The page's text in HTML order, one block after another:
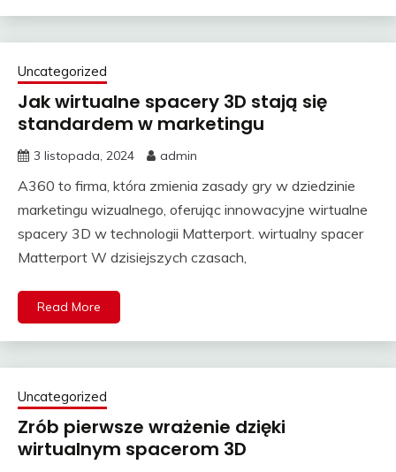
Uncategorized
Jak wirtualne spacery 3D stają się
standardem w marketingu
3 listopada, 2024 admin
A360 to firma, która zmienia zasady gry w dziedzinie
marketingu wizualnego, oferując innowacyjne wirtualne
spacery 3D w technologii Matterport. wirtualny spacer
Matterport W dzisiejszych czasach,
Read More
Uncategorized
Zrób pierwsze wrażenie dzięki
wirtualnym spacerom 3D